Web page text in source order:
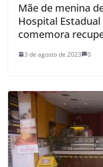
Mãe de menina
Hospital Estadual
comemora
3 de agosto de 2023 0